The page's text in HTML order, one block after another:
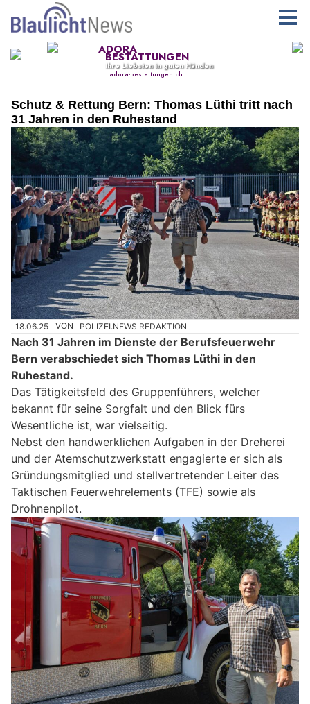
Schutz & Rettung Bern: Thomas Lüthi tritt nach
31 Jahren in den Ruhestand
18.06.25 VON POLIZEI.NEWS REDAKTION
Nach 31 Jahren im Dienste der Berufsfeuerwehr
Bern verabschiedet sich Thomas Lüthi in den
Ruhestand.
Das Tätigkeitsfeld des Gruppenführers, welcher
bekannt für seine Sorgfalt und den Blick fürs
Wesentliche ist, war vielseitig.
Nebst den handwerklichen Aufgaben in der Dreherei
und der Atemschutzwerkstatt engagierte er sich als
Gründungsmitglied und stellvertretender Leiter des
Taktischen Feuerwehrelements (TFE) sowie als
Drohnenpilot.